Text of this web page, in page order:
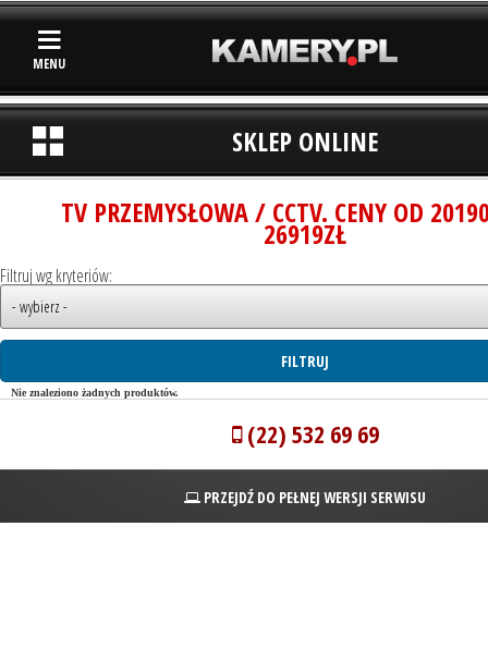
MENU
SKLEP ONLINE
TV PRZEMYSŁOWA / CCTV. CENY OD
26919ZŁ
Filtruj wg kryteriów:
Nie znaleziono żadnych produktów.
(22) 532 69 69
PRZEJDŹ DO PEŁNEJ WERSJI SERWISU